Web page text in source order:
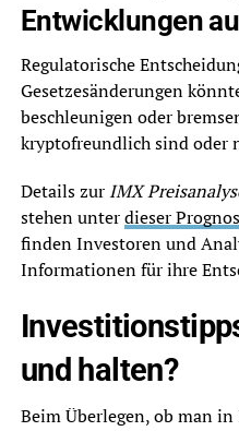
Entwicklungen
Regulatorische
Gesetzesänderungen
beschleunigen oder
kryptofreundlich sind oder
Details zur IMX
stehen unterdieser
finden Investoren und
Informationen für ihre
und halten?
Beim Überlegen, ob man